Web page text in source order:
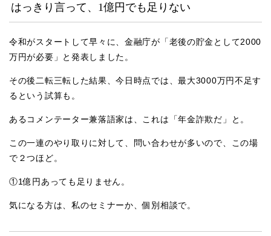
はっきり言って、1億円でも足りない
令和がスタートして早々に、金融庁が「老後の貯金として2000
万円が必要」と発表しました。
その後二転三転した結果、今日時点では、最大3000万円不足す
るという試算も。
あるコメンテーター兼落語家は、これは「年金詐欺だ」と。
この一連のやり取りに対して、問い合わせが多いので、この場
で２つほど。
①1億円あっても足りません。
気になる方は、私のセミナーか、個別相談で。